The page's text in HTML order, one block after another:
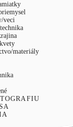
veci
materiály